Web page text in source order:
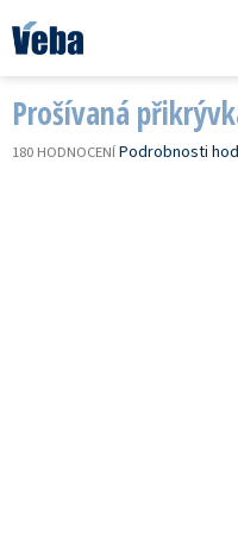
na
obsah
Prošívaná
PRŮMĚRNÉ
180 HODNOCENÍPodrobnosti